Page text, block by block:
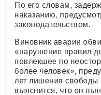
По его словам,
наказанию,
законодательством.
Виновник аварии
«нарушение правил
повлекшее по
более человек»,
лет лишения свободы
выяснится, что он